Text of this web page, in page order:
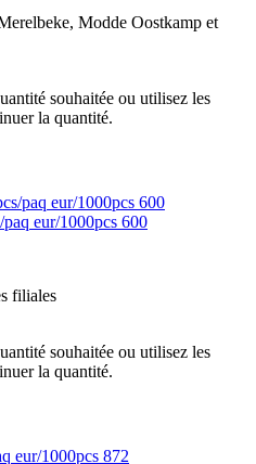
, Modde Oostkamp et
souhaitée ou utilisez les
la quantité.
eur/1000pcs 600
filiales
souhaitée ou utilisez les
la quantité.